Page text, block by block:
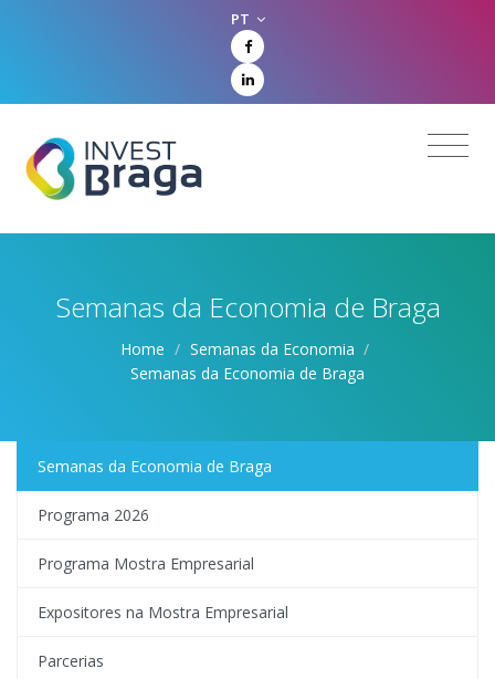
PT
Semanas da Economia de Braga
Home / Semanas da Economia /
Semanas da Economia de Braga
Semanas da Economia de Braga
Programa 2026
Programa Mostra Empresarial
Expositores na Mostra Empresarial
Parcerias